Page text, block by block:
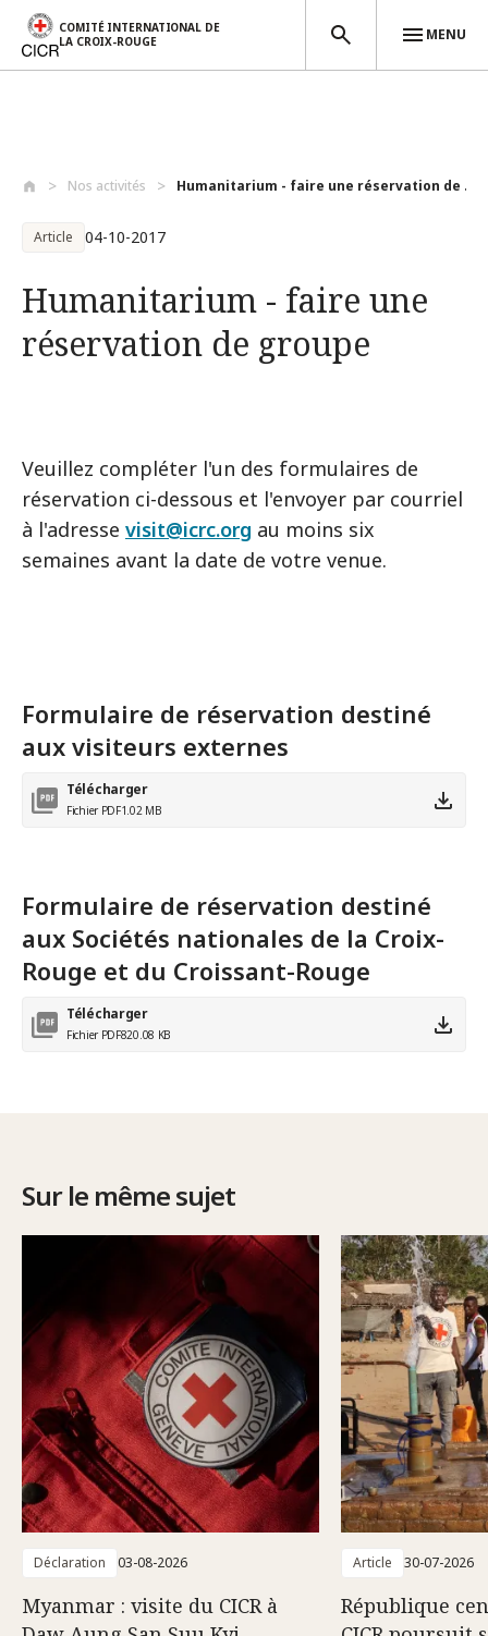
COMITÉ INTERNATIONAL DE
LA CROIX-ROUGE
MENU
Nos activités Humanitarium - faire une réservation de ...
Article 04-10-2017
Humanitarium - faire une
réservation de groupe
Veuillez compléter l'un des formulaires de
réservation ci-dessous et l'envoyer par courriel
à l'adresse visit@icrc.org au moins six
semaines avant la date de votre venue.
Formulaire de réservation destiné
aux visiteurs externes
Télécharger
Fichier PDF1.02 MB
Formulaire de réservation destiné
aux Sociétés nationales de la Croix-
Rouge et du Croissant-Rouge
Télécharger
Fichier PDF820.08 KB
Sur le même sujet
Déclaration 03-08-2026
Myanmar : visite du CICR à
Article 30-07-2026
République